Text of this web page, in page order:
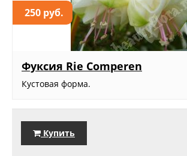
250 руб.
Фуксия Rie Comperen
Кустовая форма.
Купить